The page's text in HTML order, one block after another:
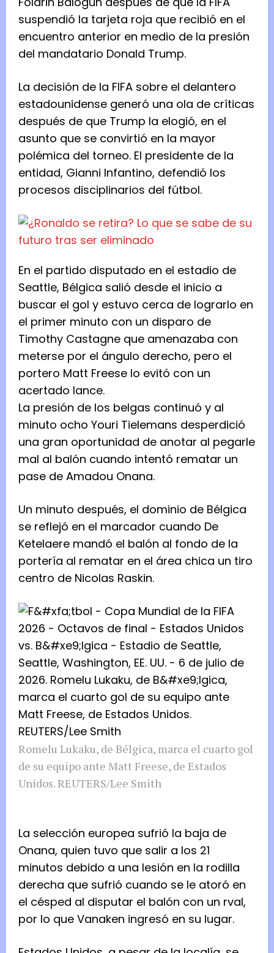
suspendió la tarjeta roja que recibió en el
encuentro anterior en medio de la presión
del ​mandatario Donald Trump.
La decisión de la FIFA sobre el delantero
estadounidense generó una ola de críticas
después de que Trump la elogió, en el
asunto que se convirtió en la mayor
polémica del torneo. El presidente de la
entidad, Gianni Infantino, defendió los
procesos disciplinarios del fútbol.
En el partido disputado en el estadio de
Seattle, Bélgica salió desde el inicio a
buscar el gol y estuvo cerca de lograrlo en
el ‌primer minuto con un disparo de
Timothy Castagne ⁠que amenazaba con
meterse por el ángulo derecho, pero el
portero Matt Freese lo evitó con un
acertado lance.
La presión de los belgas continuó y al
minuto ocho Youri Tielemans desperdició
una gran oportunidad de ⁠anotar al pegarle
mal al balón cuando intentó rematar un
pase de Amadou Onana.
Un minuto después, el dominio de Bélgica
se reflejó en el marcador cuando De
Ketelaere mandó el balón al fondo de la
portería al rematar en el área chica un tiro
centro de Nicolas Raskin.
Romelu Lukaku, de Bélgica, marca el cuarto gol
de su equipo ante Matt Freese, de Estados
Unidos. REUTERS/Lee Smith
La selección ​europea ​sufrió la baja de
Onana, quien tuvo que salir a los 21 ​
minutos debido a una lesión en la rodilla
derecha ‌que sufrió cuando se le atoró en
el césped al disputar el balón con un rval,
por lo que Vanaken ingresó en su lugar.